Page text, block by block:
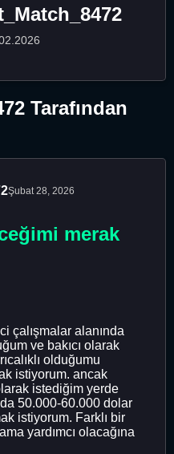
Tarafından
Şubat 28, 2026
merak
çalışmalar alanında
ve bakıcı olarak
olduğumu
istiyorum. ancak
istediğim yerde
50.000-60.000 dolar
istiyorum. Farklı bir
yardımcı olacağına